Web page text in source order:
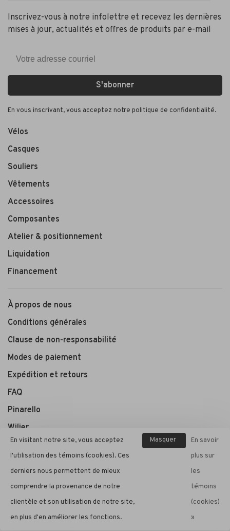
Inscrivez-vous à notre infolettre et recevez les dernières
mises à jour, actualités et offres de produits par e-mail
S'abonner
En vous inscrivant, vous acceptez notre politique de confidentialité.
Vélos
Casques
Souliers
Vêtements
Accessoires
Composantes
Atelier & positionnement
Liquidation
Financement
À propos de nous
Conditions générales
Clause de non-responsabilité
Modes de paiement
Expédition et retours
FAQ
Pinarello
Wilier
André Cycle et Sport
© Copyright 2026 André Cycle et Sport
Theme by
En visitant notre site, vous acceptez
l'utilisation des témoins (cookies). Ces
derniers nous permettent de mieux
comprendre la provenance de notre
clientèle et son utilisation de notre site,
en plus d'en améliorer les fonctions.
Masquer
En savoir
plus sur
les
témoins
(cookies)
»